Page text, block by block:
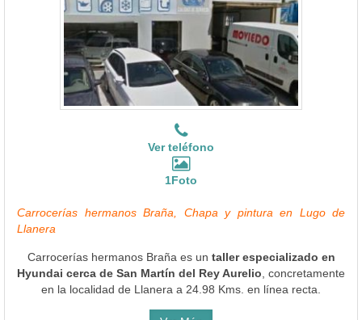
Ver teléfono
1Foto
Carrocerías hermanos Braña, Chapa y pintura en Lugo de
Llanera
Carrocerías hermanos Braña es un taller especializado en
Hyundai cerca de San Martín del Rey Aurelio , concretamente
en la localidad de Llanera a 24.98 Kms. en línea recta.